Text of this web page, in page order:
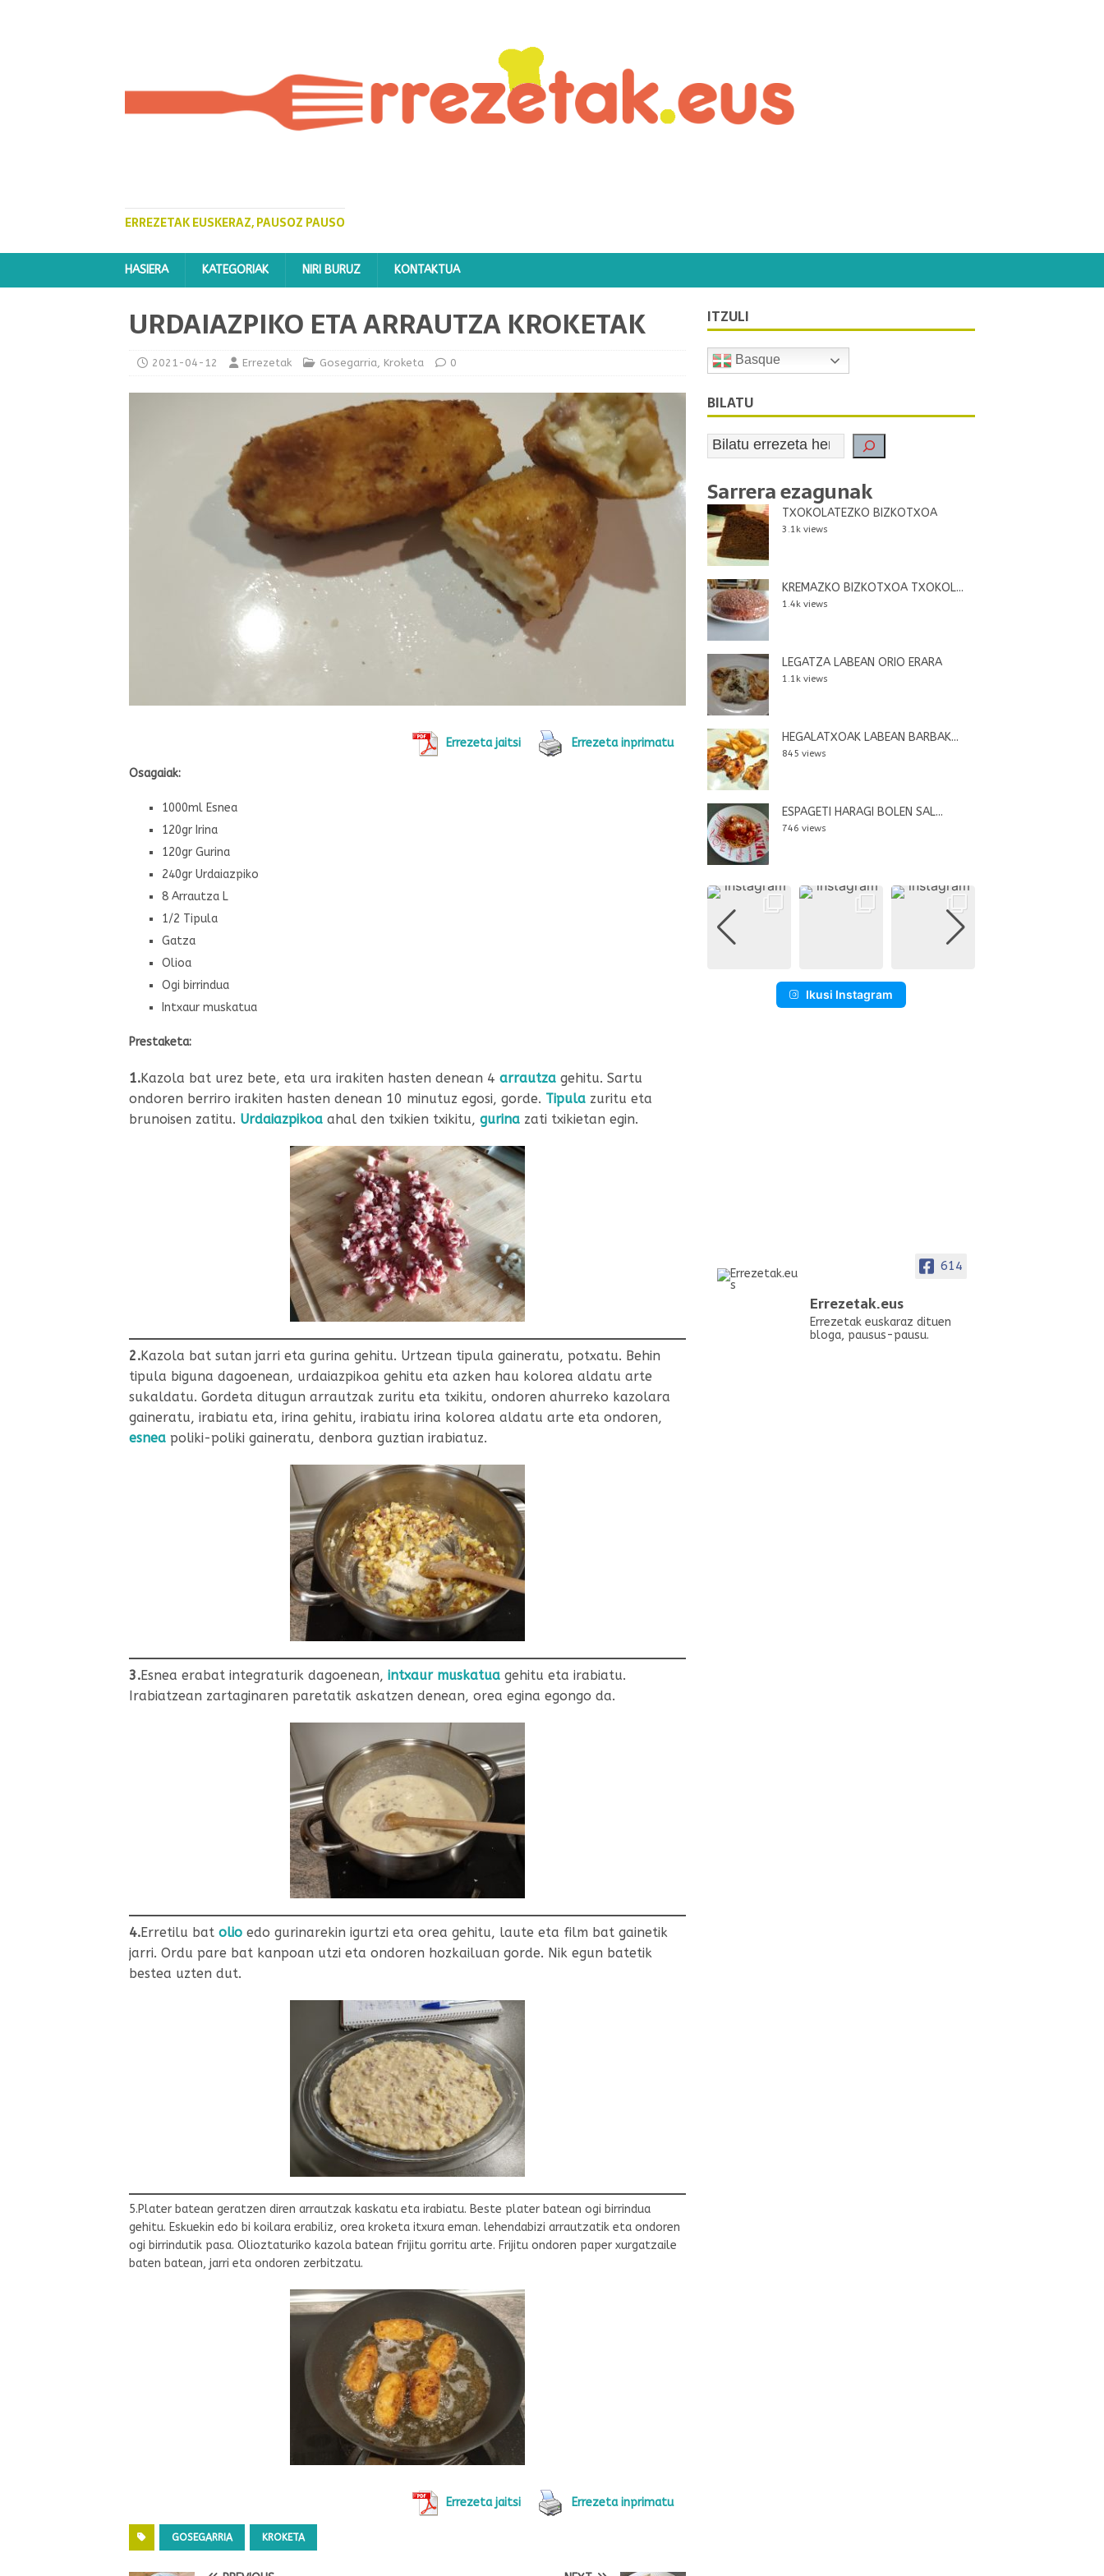
ERREZETAK EUSKERAZ, PAUSOZ PAUSO
HASIERA KATEGORIAK NIRI BURUZ KONTAKTUA
URDAIAZPIKO ETA ARRAUTZA KROKETAK
2021-04-12 Errezetak Gosegarria Kroketa 0
Errezeta jaitsi Errezeta inprimatu
Osagaiak:
1000ml Esnea
120gr Irina
120gr Gurina
240gr Urdaiazpiko
8 Arrautza L
1/2 Tipula
Gatza
Olioa
Ogi birrindua
Intxaur muskatua
Prestaketa:
1.Kazola bat urez bete, eta ura irakiten hasten denean 4 arrautza gehitu. Sartu
ondoren berriro irakiten hasten denean 10 minutuz egosi, gorde. Tipula zuritu eta
brunoisen zatitu. Urdaiazpikoa ahal den txikien txikitu, gurina zati txikietan egin.
2.Kazola bat sutan jarri eta gurina gehitu. Urtzean tipula gaineratu, potxatu. Behin
tipula biguna dagoenean, urdaiazpikoa gehitu eta azken hau kolorea aldatu arte
sukaldatu. Gordeta ditugun arrautzak zuritu eta txikitu, ondoren ahurreko kazolara
gaineratu, irabiatu eta, irina gehitu, irabiatu irina kolorea aldatu arte eta ondoren,
esnea poliki-poliki gaineratu, denbora guztian irabiatuz.
3.Esnea erabat integraturik dagoenean, intxaur muskatua gehitu eta irabiatu.
Irabiatzean zartaginaren paretatik askatzen denean, orea egina egongo da.
4.Erretilu bat olio edo gurinarekin igurtzi eta orea gehitu, laute eta film bat gainetik
jarri. Ordu pare bat kanpoan utzi eta ondoren hozkailuan gorde. Nik egun batetik
bestea uzten dut.
5.Plater batean geratzen diren arrautzak kaskatu eta irabiatu. Beste plater batean ogi birrindua
gehitu. Eskuekin edo bi koilara erabiliz, orea kroketa itxura eman. lehendabizi arrautzatik eta ondoren
ogi birrindutik pasa. Olioztaturiko kazola batean frijitu gorritu arte. Frijitu ondoren paper xurgatzaile
baten batean, jarri eta ondoren zerbitzatu.
Errezeta jaitsi Errezeta inprimatu
GOSEGARRIA KROKETA
ITZULI
Basque
BILATU
Sarrera ezagunak
TXOKOLATEZKO BIZKOTXOA
3.1k views
KREMAZKO BIZKOTXOA TXOKOL...
1.4k views
LEGATZA LABEAN ORIO ERARA
1.1k views
HEGALATXOAK LABEAN BARBAK...
845 views
ESPAGETI HARAGI BOLEN SAL...
746 views
Ikusi Instagram
614
Errezetak.eus
Errezetak euskaraz dituen
bloga, pausus-pausu.